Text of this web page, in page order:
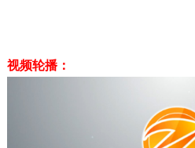
视频轮播：